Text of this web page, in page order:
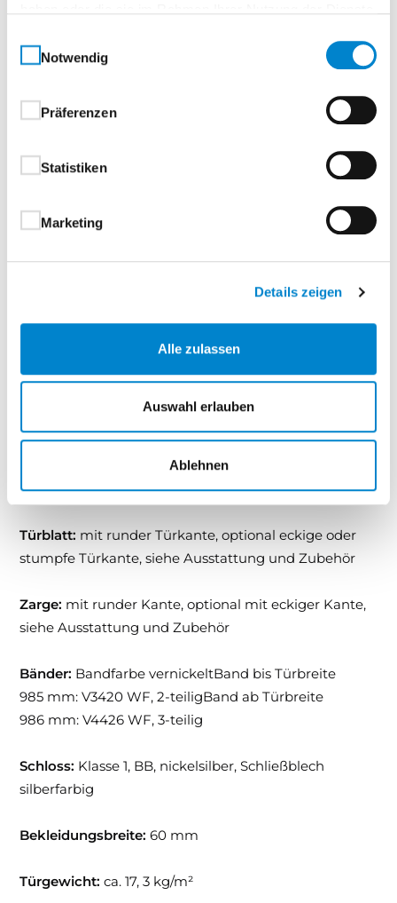
Notwendig
Präferenzen
Statistiken
Marketing
Details zeigen
Alle zulassen
Auswahl erlauben
Ablehnen
Lackaufbau im hochwertigen Spritzverfahren sorgt
für eine ebenmäßige, brillante Optik – und verleiht
Mehrschichtiger Lackaufbau für
lange Lebensdauer
besonders gleichmäßige, glatte Oberfläche
Lichtecht nach EN 15187 (Klasse 5) – dauerhaft
Exklusive Premium-Optik – ideal zur
Aufwertung moderner Wohnräume
Mit Echtlack Premium setzen Sie bewusst auf
Qualität, Design und Beständigkeit – für Türen, die
bleibenden Eindruck hinterlassen.
Türblatt: mit runder Türkante, optional eckige oder
stumpfe Türkante, siehe Ausstattung und Zubehör
Zarge: mit runder Kante, optional mit eckiger Kante,
siehe Ausstattung und Zubehör
Bänder: Bandfarbe vernickeltBand bis Türbreite
985 mm: V3420 WF, 2-teiligBand ab Türbreite
986 mm: V4426 WF, 3-teilig
Schloss: Klasse 1, BB, nickelsilber, Schließblech
silberfarbig
Bekleidungsbreite:60 mm
Türgewicht: ca. 17, 3 kg/m²